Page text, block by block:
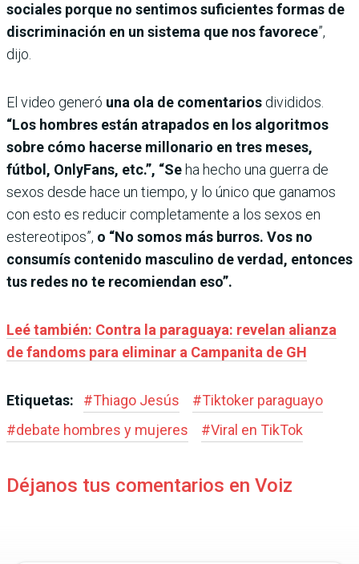
sociales porque no sentimos suficientes formas de
discriminación en un sistema que nos favorece”,
dijo.
El video generó una ola de comentarios divididos.
“Los hombres están atrapados en los algoritmos
sobre cómo hacerse millonario en tres meses,
fútbol, OnlyFans, etc.”, “Se ha hecho una guerra de
sexos desde hace un tiempo, y lo único que ganamos
con esto es reducir completamente a los sexos en
estereotipos”, o “No somos más burros. Vos no
consumís contenido masculino de verdad, entonces
tus redes no te recomiendan eso”.
Leé también: Contra la paraguaya: revelan alianza
de fandoms para eliminar a Campanita de GH
Etiquetas: #Thiago Jesús #Tiktoker paraguayo
#debate hombres y mujeres #Viral en TikTok
Déjanos tus comentarios en Voiz